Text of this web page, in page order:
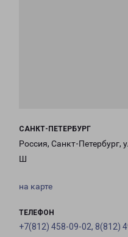
САНКТ-ПЕТЕРБУРГ
Россия, Санкт-Петербург,
Ш
на карте
ТЕЛЕФОН
+7(812) 458-09-02, 8(812)